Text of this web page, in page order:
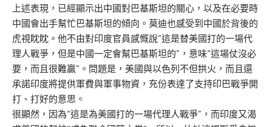
上述表現，已經顯示出中國對巴基斯坦的關心，以及在必要時
中國會出手幫忙巴基斯坦的傾向。莫迪也感受到中國於背後的
虎視眈眈。他不由對印度官員感慨說“這是替美國打的一場代
理人戰爭，但是中國一定會幫巴基斯坦的”，意味“這場仗沒必
要，而且很難贏”。問題是，美國與以色列不但拱火，而且還
承諾印度將提供軍費與軍事物資，充份表達了支持印巴戰爭開
打、打好的意思。
很顯然，因為“這是為美國打的一場代理人戰爭”，而印度又渴